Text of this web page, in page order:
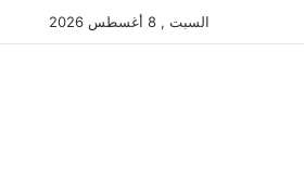
السبت , 8 أغسطس 2026